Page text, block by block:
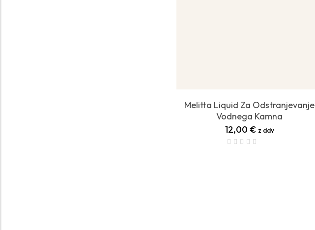
Melitta Liquid Za Odstranjevanje
Vodnega Kamna
12,00 € z ddv